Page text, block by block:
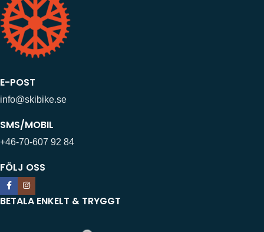
E-POST
info@skibike.se
SMS/MOBIL
+46-70-607 92 84
FÖLJ OSS
BETALA ENKELT & TRYGGT